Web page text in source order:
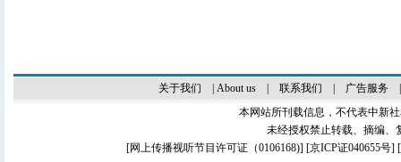
关于我们 About us| 联系我们 广告服务
本网站所刊载信息，不代表中新
未经授权禁止转载、摘编、
[网上传播视听节目许可证（0106168)] [京ICP证040655号]